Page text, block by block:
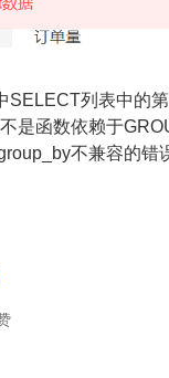
SELECT列表中的
是函数依赖于
不兼容的错